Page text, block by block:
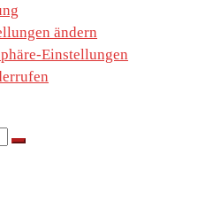
ändern
Einstellungen
Suchen …